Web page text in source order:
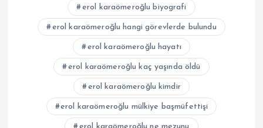
erol karaömeroğlu biyografi
erol karaömeroğlu hangi görevlerde bulundu
erol karaömeroğlu hayatı
erol karaömeroğlu kaç yaşında öldü
erol karaömeroğlu kimdir
erol karaömeroğlu mülkiye başmüfettişi